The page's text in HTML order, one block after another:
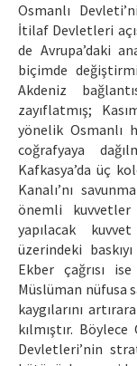
Osmanlı
İtilaf Devletleri
de Avrupa’daki
biçimde
Akdeniz
zayıflatmış;
yönelik Osmanlı
coğrafyaya
Kafkasya’da üç
Kanalı’nı
önemli kuvvetler
yapılacak
üzerindeki
Ekber çağrısı
Müslüman nüfusa
kaygılarını
kılmıştır.
Devletleri’nin